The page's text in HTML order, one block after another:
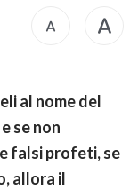
al nome del
se non
falsi profeti, se
allora il